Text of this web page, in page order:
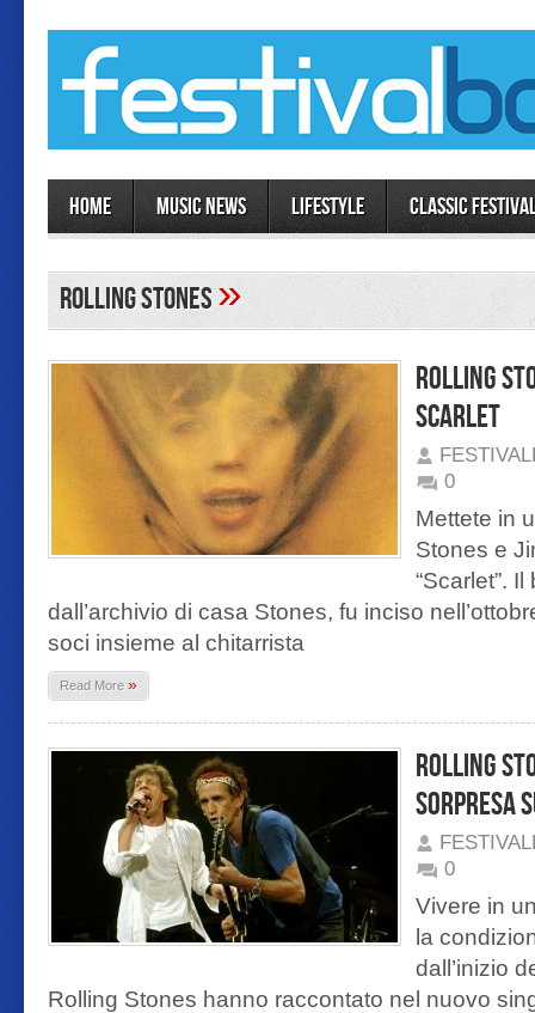
Home MUSIC NEWS LIFESTYLE Classic
Rolling Stones»
Rolling
Scarlet
0
Mettete in
Stones e
“Scarlet”.
dall’archivio di casa Stones, fu inciso
soci insieme al chitarrista
Read More »
Rolling
sorpresa
0
Vivere in
la
dall’inizio
Rolling Stones hanno raccontato nel nuovo